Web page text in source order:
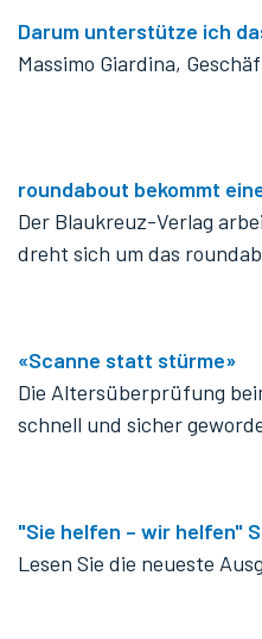
Darum unterstütze ich
Massimo Giardina,
roundabout bekommt
Der Blaukreuz-Verlag
dreht sich um das
«Scanne statt stürme»
Die Altersüberprüfung
schnell und sicher
"Sie helfen – wir helfen"
Lesen Sie die neueste